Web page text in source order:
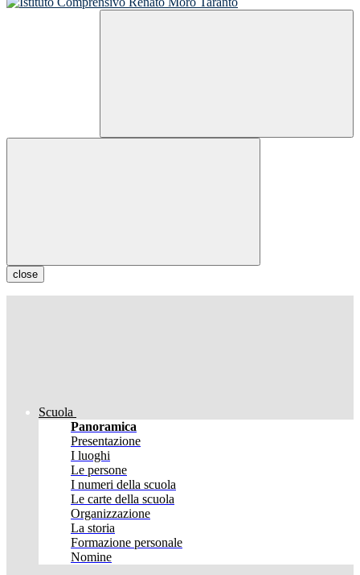
close
Scuola
Panoramica
Presentazione
I luoghi
Le persone
I numeri della scuola
Le carte della scuola
Organizzazione
La storia
Formazione personale
Nomine